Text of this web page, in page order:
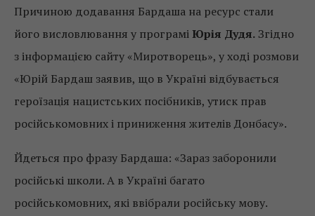
Причиною додавання Бардаша на ресурс стали
його висловлювання у програмі Юрія Дудя.Згідно
з інформацією сайту «Миротворець», у ході розмови
«Юрій Бардаш заявив, що в Україні відбувається
героїзація нацистських посібників, утиск прав
російськомовних і приниження жителів Донбасу».
Йдеться про фразу Бардаша: «Зараз заборонили
російські школи. А в Україні багато
російськомовних, які ввібрали російську мову.